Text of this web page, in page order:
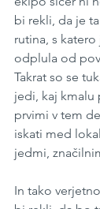
bi rekli, da je
rutina, s
odplula od
Takrat so se
jedi, kaj kmalu
prvimi v tem
iskati med
jedmi,
In tako